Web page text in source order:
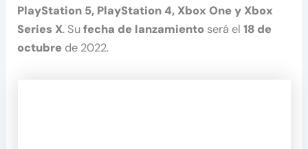
PlayStation 5, PlayStation 4, Xbox One y Xbox
Series X. Sufecha de lanzamiento será el18 de
octubre de 2022.